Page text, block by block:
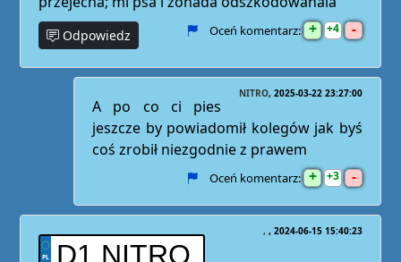
Odpowiedz Oceń komentarz: + 4 -
NITRO 2025-03-22 23:27:00
A po co ci pies
jeszcze by powiadomił kolegów jak byś
coś zrobił niezgodnie z prawem
Oceń komentarz: + 3 -
D1 NITRO
, 2024-06-15 15:40:23